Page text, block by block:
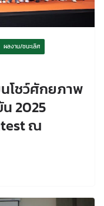
ผลงาน/ชนะเลิศ
โชว์ศักยภาพ
น 2025
ณ